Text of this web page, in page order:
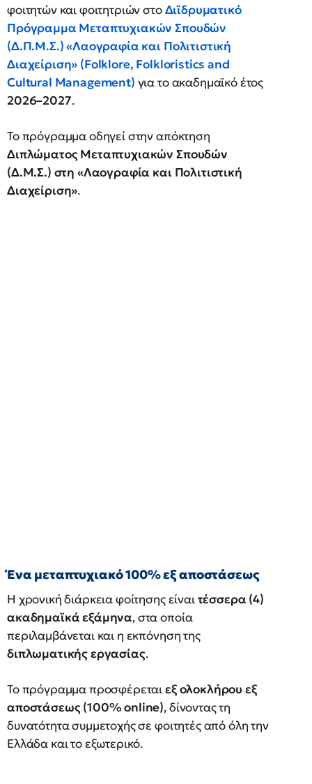
φοιτητών και φοιτητριών στοΔιϊδρυματικό
Πρόγραμμα Μεταπτυχιακών Σπουδών
(Δ.Π.Μ.Σ.) «Λαογραφία και Πολιτιστική
Διαχείριση» (Folklore, Folkloristics and
Cultural Management) για το ακαδημαϊκό έτος
2026–2027.
Το πρόγραμμα οδηγεί στην απόκτηση
Διπλώματος Μεταπτυχιακών Σπουδών
(Δ.Μ.Σ.) στη «Λαογραφία και Πολιτιστική
Διαχείριση».
Ένα μεταπτυχιακό 100% εξ αποστάσεως
Η χρονική διάρκεια φοίτησης είναιτέσσερα (4)
ακαδημαϊκά εξάμηνα, στα οποία
περιλαμβάνεται και η εκπόνηση της
διπλωματικής εργασίας.
Το πρόγραμμα προσφέρεταιεξ ολοκλήρου εξ
αποστάσεως (100% online), δίνοντας τη
δυνατότητα συμμετοχής σε φοιτητές από όλη την
Ελλάδα και το εξωτερικό.